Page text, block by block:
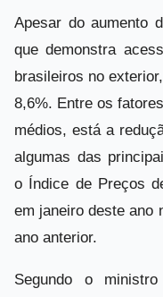
Apesar do aumento
que demonstra
brasileiros no
8,6%. Entre os
médios, está a
algumas das
o Índice de Preços
em janeiro deste ano
ano anterior.
Segundo o